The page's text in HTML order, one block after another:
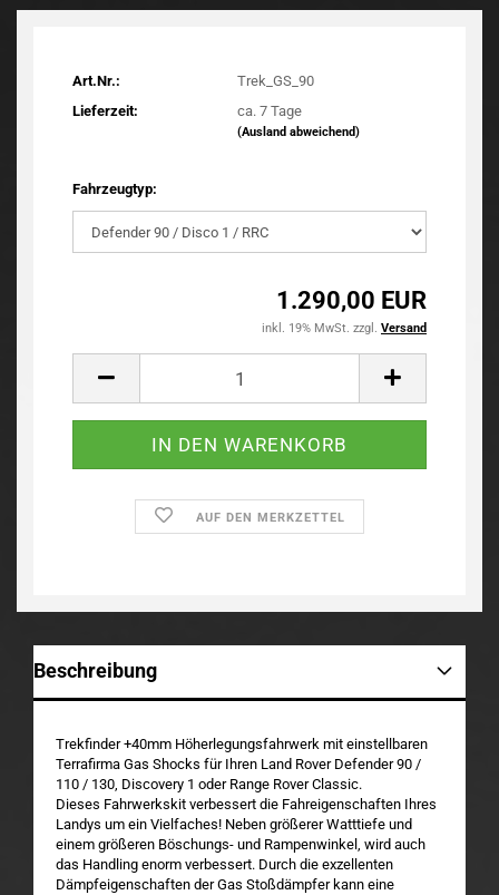
Art.Nr.:
Trek_GS_90
Lieferzeit:
ca. 7 Tage
(Ausland abweichend)
Fahrzeugtyp:
1.290,00 EUR
inkl. 19% MwSt. zzgl. Versand
AUF DEN MERKZETTEL
Beschreibung
Trekfinder +40mm Höherlegungsfahrwerk mit einstellbaren
Terrafirma Gas Shocks für Ihren Land Rover Defender 90 /
110 / 130, Discovery 1 oder Range Rover Classic.
Dieses Fahrwerkskit verbessert die Fahreigenschaften Ihres
Landys um ein Vielfaches! Neben größerer Watttiefe und
einem größeren Böschungs- und Rampenwinkel, wird auch
das Handling enorm verbessert. Durch die exzellenten
Dämpfeigenschaften der Gas Stoßdämpfer kann eine